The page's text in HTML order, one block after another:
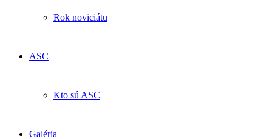
Rok noviciátu
ASC
Kto sú ASC
Galéria